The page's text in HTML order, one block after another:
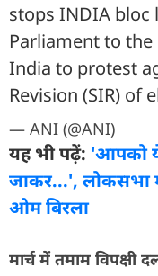
stops INDIA
Parliament to
India to protest
Revision (SIR)
— ANI (@ANI)
यह भी पढ़ें: 'आपको
जाकर...', लोकसभा
ओम बिरला
मार्च में तमाम विपक्षी